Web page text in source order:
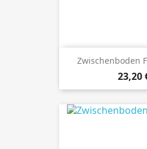
Zwischenboden
Preis
23,20